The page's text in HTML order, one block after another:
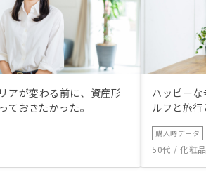
アが変わる前に、資産形
ておきたかった。
ハッピー
ルフと旅
購入時データ
50代 / 化粧